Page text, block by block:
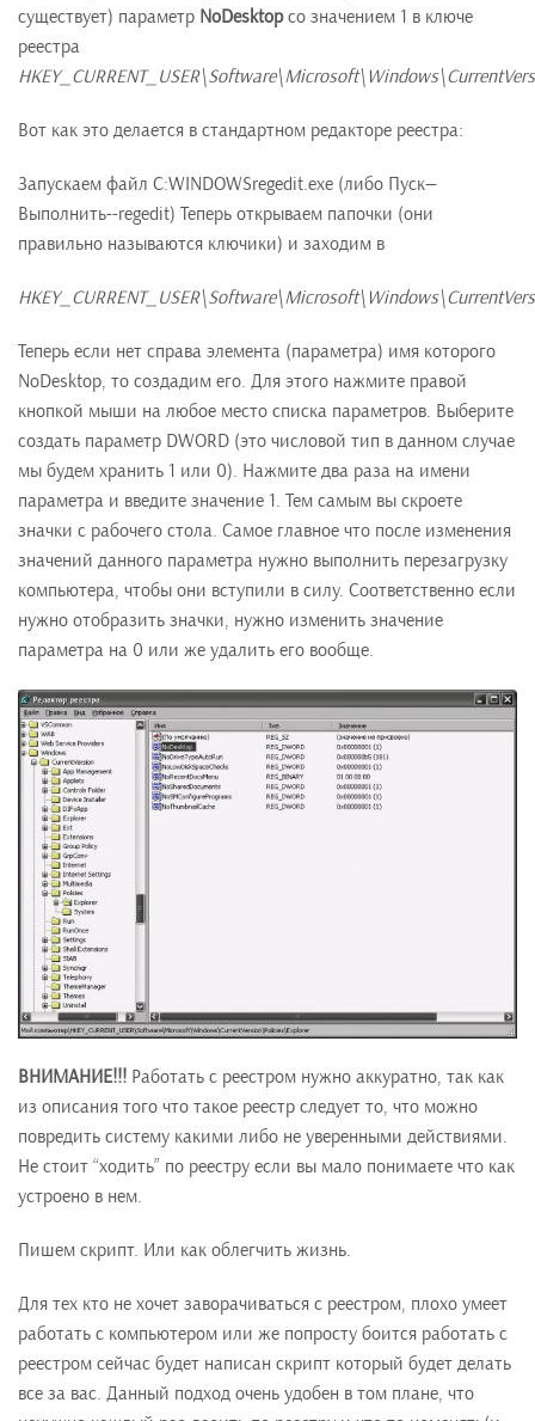
существует) параметр NoDesktopсо значением 1 в ключе
реестра
Вот как это делается в стандартном редакторе реестра:
Запускаем файл C:WINDOWSregedit.exe (либо Пуск—
Выполнить--regedit) Теперь открываем папочки (они
правильно называются ключики) и заходим в
Теперь если нет справа элемента (параметра) имя которого
NoDesktop, то создадим его. Для этого нажмите правой
кнопкой мыши на любое место списка параметров. Выберите
создать параметр DWORD (это числовой тип в данном случае
мы будем хранить 1 или 0). Нажмите два раза на имени
параметра и введите значение 1. Тем самым вы скроете
значки с рабочего стола. Самое главное что после изменения
значений данного параметра нужно выполнить перезагрузку
компьютера, чтобы они вступили в силу. Соответственно если
нужно отобразить значки, нужно изменить значение
параметра на 0 или же удалить его вообще.
ВНИМАНИЕ!!! Работать с реестром нужно аккуратно, так как
из описания того что такое реестр следует то, что можно
повредить систему какими либо не уверенными действиями.
Не стоит “ходить” по реестру если вы мало понимаете что как
устроено в нем.
Пишем скрипт. Или как облегчить жизнь.
Для тех кто не хочет заворачиваться с реестром, плохо умеет
работать с компьютером или же попросту боится работать с
реестром сейчас будет написан скрипт который будет делать
все за вас. Данный подход очень удобен в том плане, что